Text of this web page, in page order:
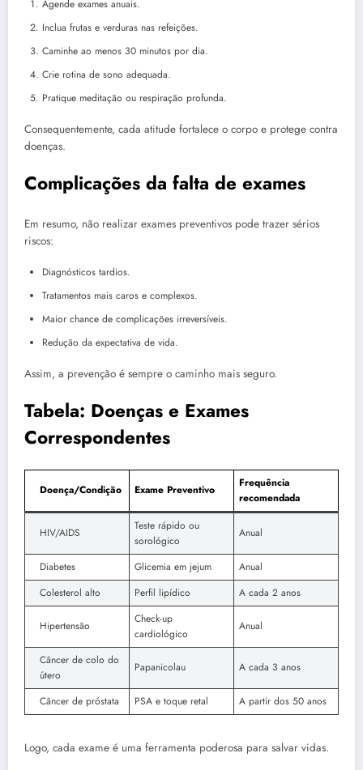
Agende exames anuais.
Inclua frutas e verduras nas refeições.
Caminhe ao menos 30 minutos por dia.
Crie rotina de sono adequada.
Pratique meditação ou respiração profunda.
Consequentemente, cada atitude fortalece o corpo e protege contra
doenças.
Complicações da falta de exames
Em resumo, não realizar exames preventivos pode trazer sérios
riscos:
Diagnósticos tardios.
Tratamentos mais caros e complexos.
Maior chance de complicações irreversíveis.
Redução da expectativa de vida.
Assim, a prevenção é sempre o caminho mais seguro.
Tabela: Doenças e Exames
Correspondentes
Doença/Condição Exame Preventivo
Frequência
recomendada
HIV/AIDS
Teste rápido ou
sorológico
Anual
Diabetes Glicemia em jejum
Anual
Colesterol alto
Perfil lipídico A cada 2 anos
Hipertensão
Check-up
cardiológico
Anual
Câncer de colo do
útero
Papanicolau A cada 3 anos
Câncer de próstata PSA e toque retal A partir dos 50 anos
Logo, cada exame é uma ferramenta poderosa para salvar vidas.